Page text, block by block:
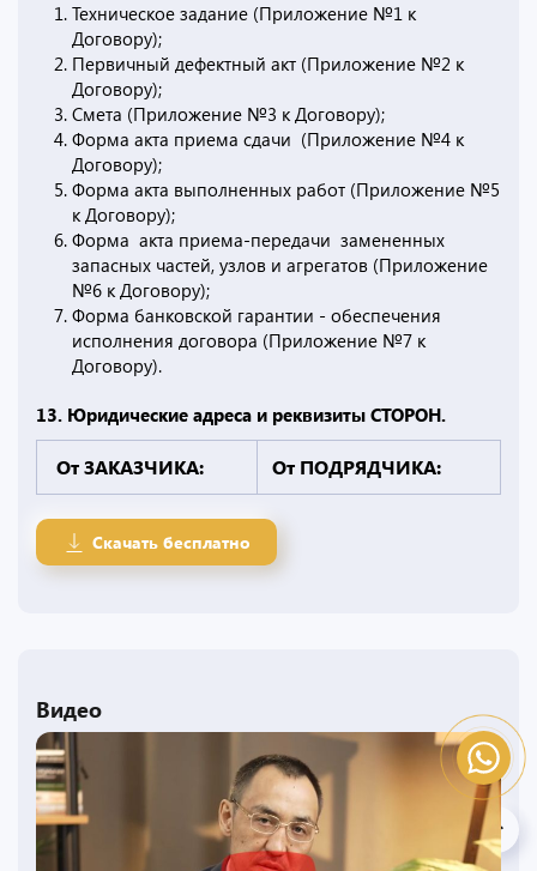
Техническое задание (Приложение №1 к
Договору);
Первичный дефектный акт (Приложение №2 к
Договору);
Смета (Приложение №3 к Договору);
Форма акта приема сдачи (Приложение №4 к
Договору);
Форма акта выполненных работ (Приложение №5
к Договору);
Форма акта приема-передачи замененных
запасных частей, узлов и агрегатов (Приложение
№6 к Договору);
Форма банковской гарантии - обеспечения
исполнения договора (Приложение №7 к
Договору).
13. Юридические адреса и реквизиты СТОРОН.
От ЗАКАЗЧИКА: От ПОДРЯДЧИКА:
Скачать бесплатно
Видео